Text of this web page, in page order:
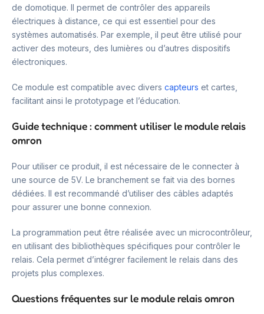
de domotique. Il permet de contrôler des appareils
électriques à distance, ce qui est essentiel pour des
systèmes automatisés. Par exemple, il peut être utilisé pour
activer des moteurs, des lumières ou d’autres dispositifs
électroniques.
Ce module est compatible avec divers capteurs et cartes,
facilitant ainsi le prototypage et l’éducation.
Guide technique : comment utiliser le module relais
omron
Pour utiliser ce produit, il est nécessaire de le connecter à
une source de 5V. Le branchement se fait via des bornes
dédiées. Il est recommandé d’utiliser des câbles adaptés
pour assurer une bonne connexion.
La programmation peut être réalisée avec un microcontrôleur,
en utilisant des bibliothèques spécifiques pour contrôler le
relais. Cela permet d’intégrer facilement le relais dans des
projets plus complexes.
Questions fréquentes sur le module relais omron